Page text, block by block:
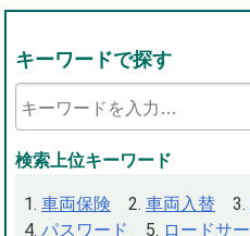
キーワードで探す
検索上位キーワード
車両保険 車両入替
パスワード
ロードサ